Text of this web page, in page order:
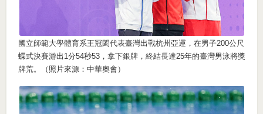
國立師範大學體育系王冠閎代表臺灣出戰杭州亞運，在男子200公尺
蝶式決賽游出1分54秒53，拿下銀牌，終結長達25年的臺灣男泳將獎
牌荒。（照片來源：中華奧會）